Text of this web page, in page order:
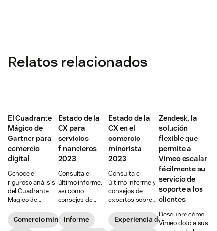
Relatos relacionados
El Cuadrante
Mágico de
Gartner para
comercio
digital
Conoce el
riguroso análisis
del Cuadrante
Mágico de
se posiciona
Zendesk como
Comercio minorista
Estado de la
CX para
servicios
financieros
2023
Consulta el
último informe,
así como
consejos de
cómo crear una
CX innovadora
Informe
Estado de la
CX en el
comercio
minorista
2023
Consulta el
último informe y
consejos de
expertos sobre
CX innovadora
en el sector del
Experiencia de cliente
Zendesk, la
solución
flexible que
permite a
Vimeo escalar
fácilmente su
servicio de
soporte a los
clientes
Descubre cómo
Vimeo dotó a sus